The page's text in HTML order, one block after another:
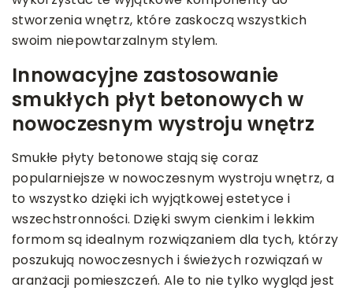
stworzenia wnętrz, które zaskoczą wszystkich
swoim niepowtarzalnym stylem.
Innowacyjne zastosowanie
smukłych płyt betonowych w
nowoczesnym wystroju wnętrz
Smukłe płyty betonowe stają się coraz
popularniejsze w nowoczesnym wystroju wnętrz, a
to wszystko dzięki ich wyjątkowej estetyce i
wszechstronności. Dzięki swym cienkim i lekkim
formom są idealnym rozwiązaniem dla tych, którzy
poszukują nowoczesnych i świeżych rozwiązań w
aranżacji pomieszczeń. Ale to nie tylko wygląd jest